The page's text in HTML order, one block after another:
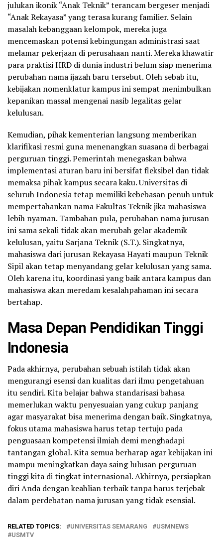
julukan ikonik “Anak Teknik” terancam bergeser menjadi
“Anak Rekayasa” yang terasa kurang familier. Selain
masalah kebanggaan kelompok, mereka juga
mencemaskan potensi kebingungan administrasi saat
melamar pekerjaan di perusahaan nanti. Mereka khawatir
para praktisi HRD di dunia industri belum siap menerima
perubahan nama ijazah baru tersebut. Oleh sebab itu,
kebijakan nomenklatur kampus ini sempat menimbulkan
kepanikan massal mengenai nasib legalitas gelar
kelulusan.
Kemudian, pihak kementerian langsung memberikan
klarifikasi resmi guna menenangkan suasana di berbagai
perguruan tinggi. Pemerintah menegaskan bahwa
implementasi aturan baru ini bersifat fleksibel dan tidak
memaksa pihak kampus secara kaku. Universitas di
seluruh Indonesia tetap memiliki kebebasan penuh untuk
mempertahankan nama Fakultas Teknik jika mahasiswa
lebih nyaman. Tambahan pula, perubahan nama jurusan
ini sama sekali tidak akan merubah gelar akademik
kelulusan, yaitu Sarjana Teknik (S.T.). Singkatnya,
mahasiswa dari jurusan Rekayasa Hayati maupun Teknik
Sipil akan tetap menyandang gelar kelulusan yang sama.
Oleh karena itu, koordinasi yang baik antara kampus dan
mahasiswa akan meredam kesalahpahaman ini secara
bertahap.
Masa Depan Pendidikan Tinggi
Indonesia
Pada akhirnya, perubahan sebuah istilah tidak akan
mengurangi esensi dan kualitas dari ilmu pengetahuan
itu sendiri. Kita belajar bahwa standarisasi bahasa
memerlukan waktu penyesuaian yang cukup panjang
agar masyarakat bisa menerima dengan baik. Singkatnya,
fokus utama mahasiswa harus tetap tertuju pada
penguasaan kompetensi ilmiah demi menghadapi
tantangan global. Kita semua berharap agar kebijakan ini
mampu meningkatkan daya saing lulusan perguruan
tinggi kita di tingkat internasional. Akhirnya, persiapkan
diri Anda dengan keahlian terbaik tanpa harus terjebak
dalam perdebatan nama jurusan yang tidak esensial.
RELATED TOPICS: UNIVERSITAS SEMARANG
USMNEWS
USMTV